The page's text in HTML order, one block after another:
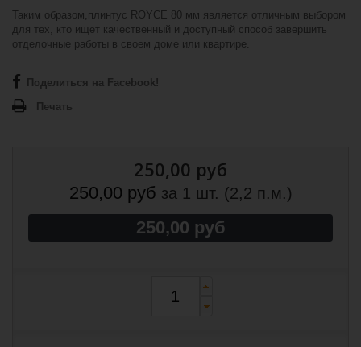
Таким образом,плинтус ROYCE 80 мм является отличным выбором
для тех, кто ищет качественный и доступный способ завершить
отделочные работы в своем доме или квартире.
Поделиться на Facebook!
Печать
250,00 руб
250,00 руб за 1 шт. (2,2 п.м.)
250,00 руб